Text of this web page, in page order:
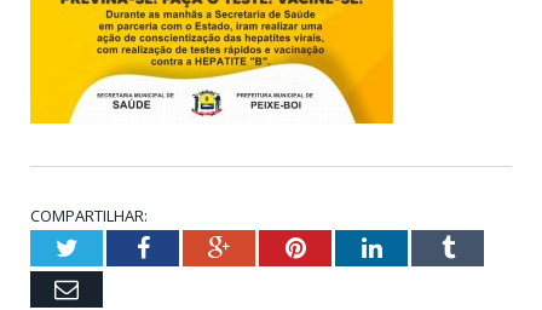
COMPARTILHAR:
TwitterFacebookGoogle+PinterestLinkedInTumblr
Email